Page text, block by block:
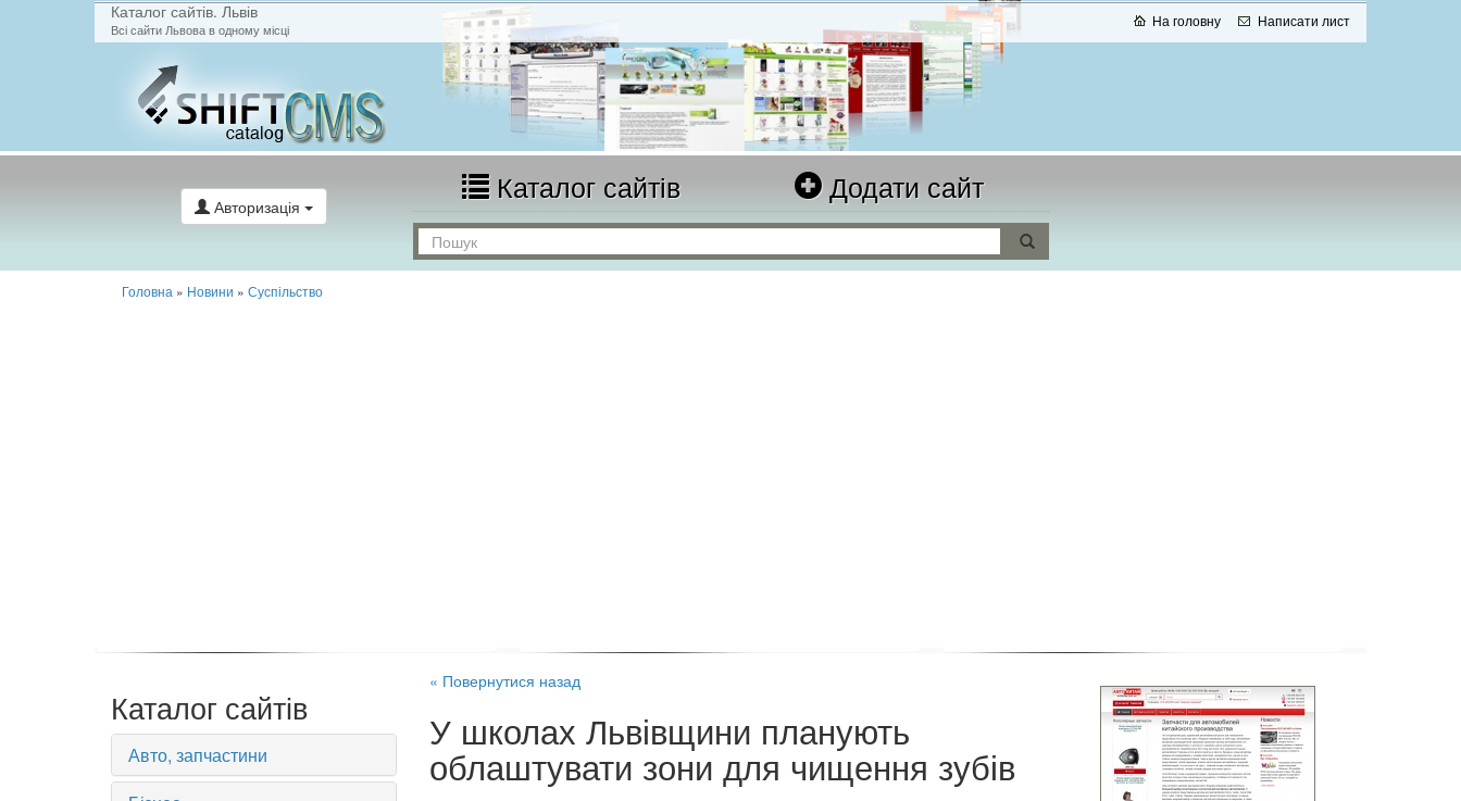
Каталог сайтів. Львів
Всі сайти Львова в одному місці На головну Написати лист
Авторизація
Каталог сайтів Додати сайт
Головна » Новини » Суспільство
Каталог сайтів
Авто, запчастини
« Повернутися назад
У школах Львівщини планують
облаштувати зони для чищення зубів